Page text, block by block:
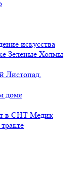
искусства
Зеленые Холмы
Листопад,
доме
в СНТ Медик